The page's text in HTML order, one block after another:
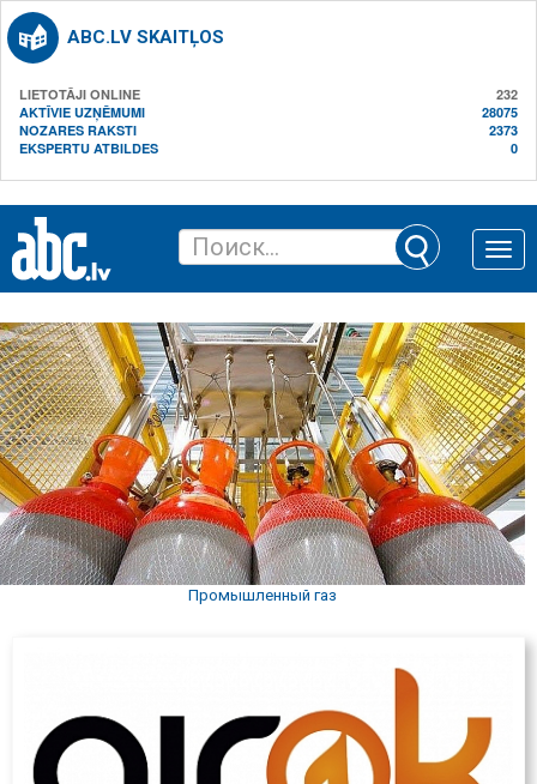
ABC.LV SKAITĻOS
LIETOTĀJI ONLINE
232
AKTĪVIE UZŅĒMUMI
28075
NOZARES RAKSTI
2373
EKSPERTU ATBILDES
0
Toggle
Промышленный газ